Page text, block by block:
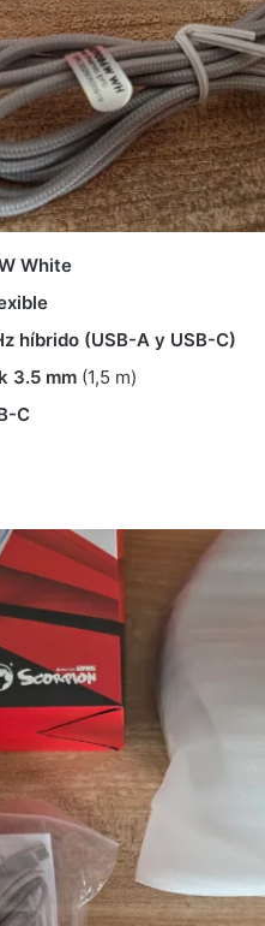
White
híbrido (USB-A y USB-C)
3.5 mm(1,5 m)
C